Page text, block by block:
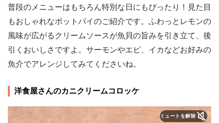
普段のメニューはもちろん特別な日にもぴったり！見た目
もおしゃれなポットパイのご紹介です。ふわっとレモンの
風味が広がるクリームソースが魚貝の旨みを引き立て、後
引くおいしさですよ。サーモンやエビ、イカなどお好みの
魚介でアレンジしてみてくださいね。
洋食屋さんのカニクリームコロッケ
ミュートを解除